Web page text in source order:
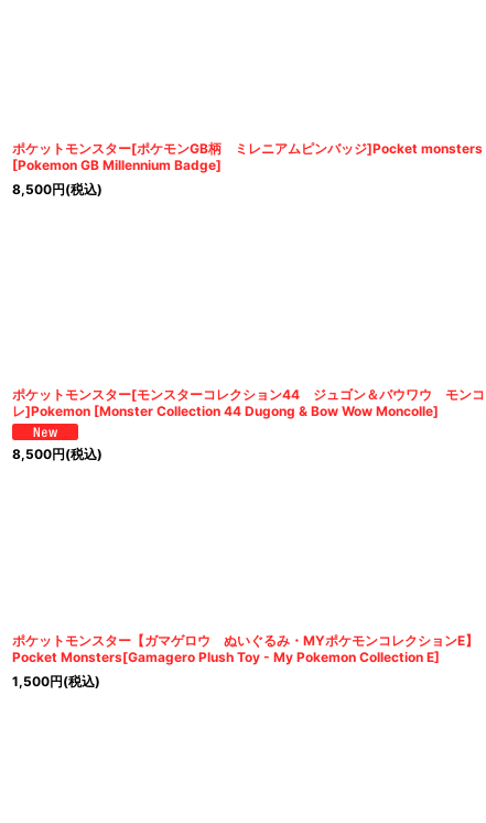
ポケットモンスター[ポケモンGB柄 ミレニアムピンバッジ]Pocket monsters
[Pokemon GB Millennium Badge]
8,500円(税込)
ポケットモンスター[モンスターコレクション44 ジュゴン＆バウワウ モンコ
レ]Pokemon [Monster Collection 44 Dugong & Bow Wow Moncolle]
8,500円(税込)
ポケットモンスター【ガマゲロウ ぬいぐるみ・MYポケモンコレクションE】
Pocket Monsters[Gamagero Plush Toy - My Pokemon Collection E]
1,500円(税込)